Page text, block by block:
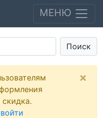
МЕНЮ
Поиск
войти
×